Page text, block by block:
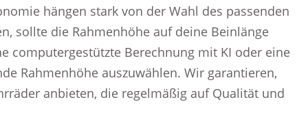
hängen stark von der Wahl des passenden
sollte die Rahmenhöhe auf deine Beinlänge
computergestützte Berechnung mit KI oder eine
Rahmenhöhe auszuwählen. Wir garantieren,
anbieten, die regelmäßig auf Qualität und